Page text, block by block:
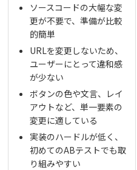
ソースコードの大幅な変
更が不要で、準備が比較
的簡単
URLを変更しないため、
ユーザーにとって違和感
が少ない
ボタンの色や文言、レイ
アウトなど、単一要素の
変更に適している
実装のハードルが低く、
初めてのABテストでも取
り組みやすい